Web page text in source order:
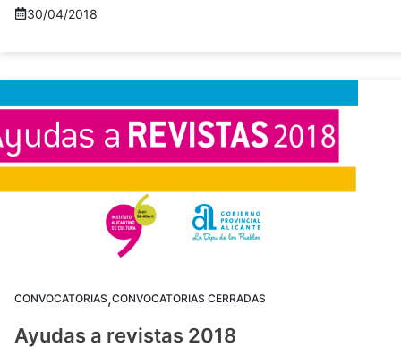
30/04/2018
CONVOCATORIAS,CONVOCATORIAS CERRADAS
Ayudas a revistas 2018